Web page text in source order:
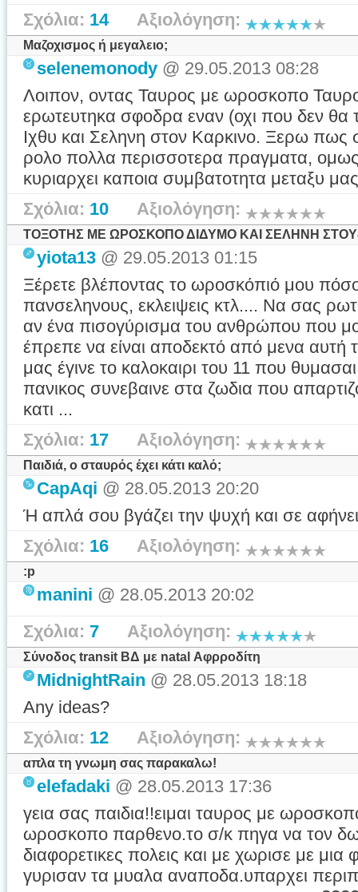
Σχόλια: 14Αξιολόγηση:
Μαζοχισμος ή μεγαλειο;
selenemonody @ 29.05.2013 08:28
Λοιπον, οντας Ταυρος με ωροσκοπο
ερωτευτηκα σφοδρα εναν (οχι που δεν
Ιχθυ και Σεληνη στον Καρκινο. Ξερω πως
ρολο πολλα περισσοτερα πραγματα, ομως
κυριαρχει καποια συμβατοτητα μεταξυ
Σχόλια: 10 Αξιολόγηση:
ΤΟΞΟΤΗΣ ΜΕ ΩΡΟΣΚΟΠΟ ΔΙΔΥΜΟ ΚΑΙ ΣΕΛΗΝΗ ΣΤΟΥς
yiota13 @ 29.05.2013 01:15
Ξέρετε βλέποντας το ωροσκόπιό μου
πανσεληνους, εκλειψεις κτλ.... Να σας
αν ένα πισογύρισμα του ανθρώπου που
έπρεπε να είναι αποδεκτό από μενα αυτή
μας έγινε το καλοκαιρι του 11 που
πανικος συνεβαινε στα ζωδια που
κατι ...
Σχόλια: 17 Αξιολόγηση:
Παιδιά, ο σταυρός έχει κάτι καλό;
CapAqi @ 28.05.2013 20:20
Ή απλά σου βγάζει την ψυχή και σε
Σχόλια: 16 Αξιολόγηση:
:p
manini @ 28.05.2013 20:02
Σχόλια: 7 Αξιολόγηση:
Σύνοδος transit ΒΔ με natal Αφρροδίτη
MidnightRain @ 28.05.2013 18:18
Any ideas?
Σχόλια: 12 Αξιολόγηση:
απλα τη γνωμη σας παρακαλω!
elefadaki @ 28.05.2013 17:36
γεια σας παιδια!!ειμαι ταυρος με
ωροσκοπο παρθενο.το σ/κ πηγα να τον δω
διαφορετικες πολεις και με χωρισε με μια
γυρισαν τα μυαλα αναποδα.υπαρχει